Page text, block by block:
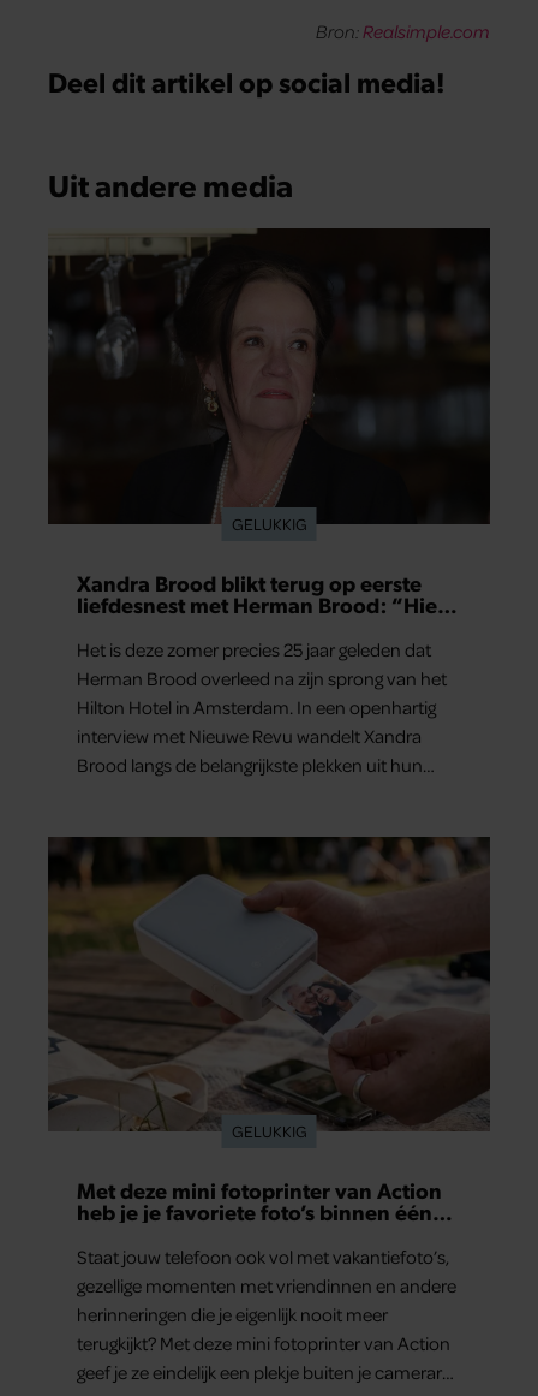
Bron: Realsimple.com
Deel dit artikel op social media!
Uit andere media
GELUKKIG
Xandra Brood blikt terug op eerste
liefdesnest met Herman Brood: “Hier
Het is deze zomer precies 25 jaar geleden dat
Herman Brood overleed na zijn sprong van het
Hilton Hotel in Amsterdam. In een openhartig
interview met Nieuwe Revu wandelt Xandra
Brood langs de belangrijkste plekken uit hun
aan herinneringen op. Daar begon hun leven
samen en werd dochter Lola geboren.
GELUKKIG
Met deze mini fotoprinter van Action
heb je je favoriete foto’s binnen één
Staat jouw telefoon ook vol met vakantiefoto’s,
gezellige momenten met vriendinnen en andere
herinneringen die je eigenlijk nooit meer
terugkijkt? Met deze mini fotoprinter van Action
geef je ze eindelijk een plekje buiten je camerarol.